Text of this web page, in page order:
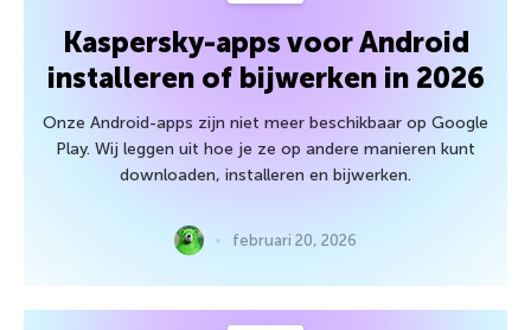
Kaspersky-apps voor Android
installeren of bijwerken in 2026
Onze Android-apps zijn niet meer beschikbaar op Google
Play. Wij leggen uit hoe je ze op andere manieren kunt
downloaden, installeren en bijwerken.
februari 20, 2026